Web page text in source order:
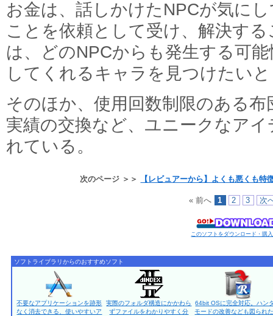
お金は、話しかけたNPCが気に
ことを依頼として受け、解決す
は、どのNPCからも発生する可
してくれるキャラを見つけたい
そのほか、使用回数制限のある
実績の交換など、ユニークなア
れている。
次のページ ＞＞ 【レビュアーから】よくも悪くも
« 前へ 1 2 3 次
このソフトをダウンロード・購
ソフトライブラリからのおすすめソフト
不要なアプリケーションを跡形
なく消去できる、使いやすいア
実際のフォルダ構造にかかわら
ずファイルをわかりやすく分
64bit OSに完全対応。ハン
モードの改善なども図られ